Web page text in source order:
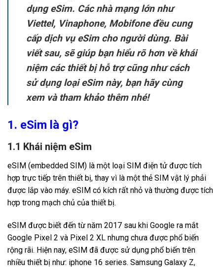
dụng eSim. Các nhà mạng lớn như
Viettel, Vinaphone, Mobifone đều cung
cấp dịch vụ eSim cho người dùng. Bài
viết sau, sẽ giúp bạn hiểu rõ hơn về khái
niệm các thiết bị hỗ trợ cũng như cách
sử dụng loại eSim này, bạn hãy cùng
xem và tham khảo thêm nhé!
1. eSim là gì?
1.1 Khái niệm eSim
eSIM (embedded SIM) là một loại SIM điện tử được tích
hợp trực tiếp trên thiết bị, thay vì là một thẻ SIM vật lý phải
được lắp vào máy. eSIM có kích rất nhỏ và thường được tích
hợp trong mạch chủ của thiết bị.
eSIM được biết đến từ năm 2017 sau khi Google ra mắt
Google Pixel 2 và Pixel 2 XL nhưng chưa được phổ biến
rộng rãi. Hiện nay, eSIM đã được sử dụng phổ biến trên
nhiều thiết bị như: iphone 16 series. Samsung Galaxy Z,